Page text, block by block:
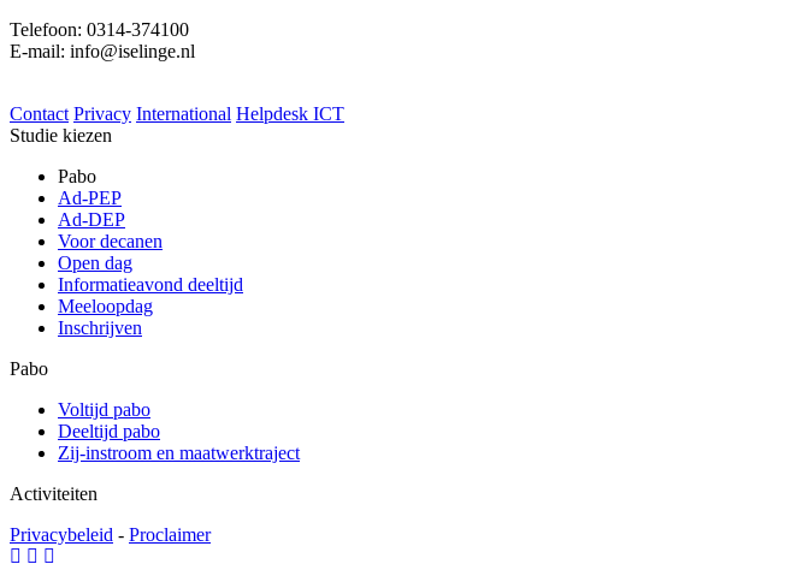
Telefoon: 0314-374100
E-mail: info@iselinge.nl
Contact Privacy International Helpdesk ICT
Studie kiezen
Pabo
Ad-PEP
Ad-DEP
Voor decanen
Open dag
Informatieavond deeltijd
Meeloopdag
Inschrijven
Pabo
Voltijd pabo
Deeltijd pabo
Zij-instroom en maatwerktraject
Activiteiten
Privacybeleid - Proclaimer